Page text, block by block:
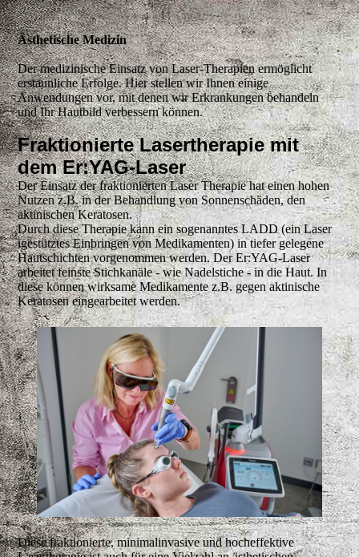
Ästhetische Medizin
Der medizinische Einsatz von Laser-Therapien ermöglicht
erstaunliche Erfolge. Hier stellen wir Ihnen einige
Anwendungen vor, mit denen wir Erkrankungen behandeln
und Ihr Hautbild verbessern können.
Fraktionierte Lasertherapie mit
dem Er:YAG-Laser
Der Einsatz der fraktionierten Laser Therapie hat einen hohen
Nutzen z.B. in der Behandlung von Sonnenschäden, den
aktinischen Keratosen.
Durch diese Therapie kann ein sogenanntes LADD (ein Laser
igestütztes Einbringen von Medikamenten) in tiefer gelegene
Hautschichten vorgenommen werden. Der Er:YAG-Laser
arbeitet feinste Stichkanäle - wie Nadelstiche - in die Haut. In
diese können wirksame Medikamente z.B. gegen aktinische
Keratosen eingearbeitet werden.
Diese fraktionierte, minimalinvasive und hocheffektive